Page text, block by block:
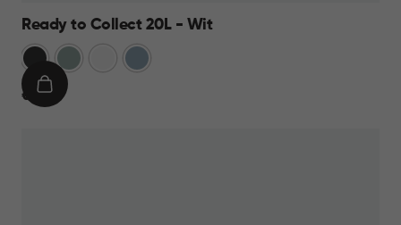
Ready to Collect 20L - Wit
Donkergrijs
Groen Blauw
€
€ 19,95
IN